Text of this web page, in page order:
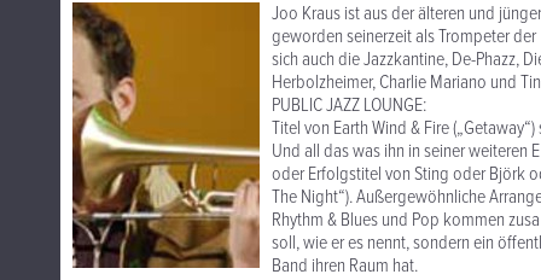
Joo Kraus ist aus der älteren und
geworden seinerzeit als Trompeter
sich auch die Jazzkantine, De-Phazz,
Herbolzheimer, Charlie Mariano und
PUBLIC JAZZ LOUNGE:
Titel von Earth Wind & Fire
Und all das was ihn in seiner weiteren
oder Erfolgstitel von Sting oder Björk
The Night“). Außergewöhnliche
Rhythm & Blues und Pop kommen
soll, wie er es nennt, sondern ein
Band ihren Raum hat.